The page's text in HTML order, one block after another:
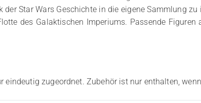
Star Wars Geschichte in die eigene Sammlung
des Galaktischen Imperiums. Passende
zugeordnet. Zubehör ist nur enthalten,